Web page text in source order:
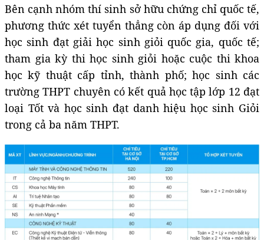
Bên cạnh nhóm thí sinh sở hữu chứng chỉ quốc tế,
phương thức xét tuyển thẳng còn áp dụng đối với
học sinh đạt giải học sinh giỏi quốc gia, quốc tế;
tham gia kỳ thi học sinh giỏi hoặc cuộc thi khoa
học kỹ thuật cấp tỉnh, thành phố; học sinh các
trường THPT chuyên có kết quả học tập lớp 12 đạt
loại Tốt và học sinh đạt danh hiệu học sinh Giỏi
trong cả ba năm THPT.